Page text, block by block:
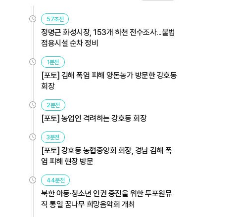
57초전
정명근 화성시장, 153개 하천 전수조사...불법
점용시설 순차 정비
1분전
[포토] 김해 폭염 피해 양돈농가 방문한 강호동
회장
2분전
[포토] 농업인 격려하는 강호동 회장
3분전
[포토] 강호동 농협중앙회 회장, 경남 김해 폭
염 피해 현장 방문
44분전
북한 아동·청소년 인권 증진을 위한 투포원뮤
직 통일 꿈나무 희망음악회 개최